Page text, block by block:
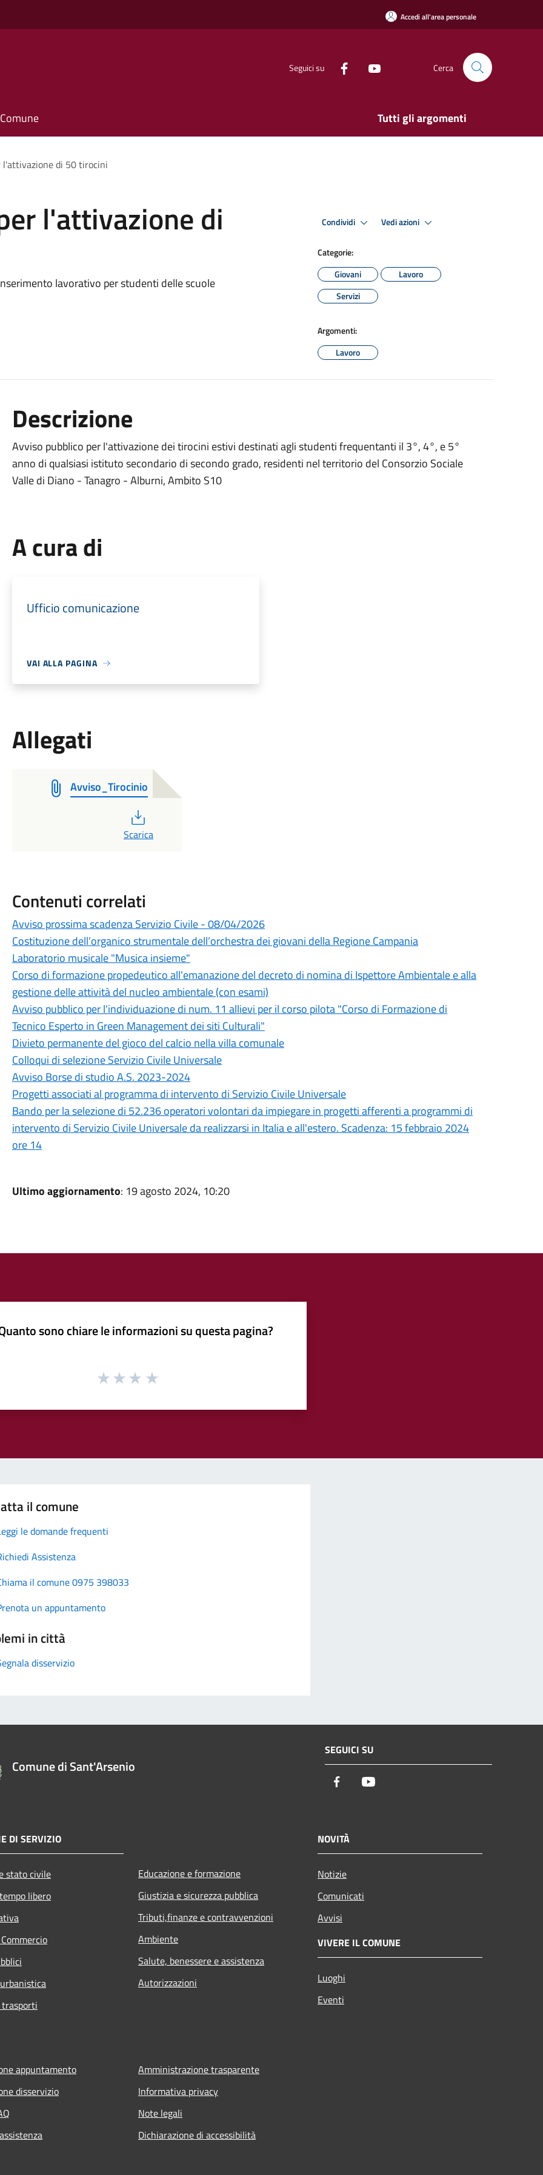
Accedi all'area personale
Seguici su Cerca
Tutti gli argomenti
l'attivazione di 50 tirocini
l'attivazione di
lavorativo per studenti delle scuole
Condividi Vedi azioni
Categorie:
Giovani
Lavoro
Servizi
Argomenti:
Lavoro
Descrizione
Avviso pubblico per l'attivazione dei tirocini estivi destinati agli studenti frequentanti il 3°, 4°, e 5°
anno di qualsiasi istituto secondario di secondo grado, residenti nel territorio del Consorzio Sociale
Valle di Diano - Tanagro - Alburni, Ambito S10
A cura di
Ufficio comunicazione
VAI ALLA PAGINA
Allegati
Avviso_Tirocinio
Scarica
Contenuti correlati
Avviso prossima scadenza Servizio Civile - 08/04/2026
Costituzione dell’organico strumentale dell’orchestra dei giovani della Regione Campania
Laboratorio musicale "Musica insieme"
Corso di formazione propedeutico all'emanazione del decreto di nomina di Ispettore Ambientale e alla
gestione delle attività del nucleo ambientale (con esami)
Avviso pubblico per l'individuazione di num. 11 allievi per il corso pilota "Corso di Formazione di
Tecnico Esperto in Green Management dei siti Culturali"
Divieto permanente del gioco del calcio nella villa comunale
Colloqui di selezione Servizio Civile Universale
Avviso Borse di studio A.S. 2023-2024
Progetti associati al programma di intervento di Servizio Civile Universale
Bando per la selezione di 52.236 operatori volontari da impiegare in progetti afferenti a programmi di
intervento di Servizio Civile Universale da realizzarsi in Italia e all'estero. Scadenza: 15 febbraio 2024
ore 14
Ultimo aggiornamento: 19 agosto 2024, 10:20
sono chiare le informazioni su questa pagina?
il comune
le domande frequenti
Assistenza
il comune 0975 398033
un appuntamento
in città
disservizio
Comune di Sant'Arsenio
SEGUICI SU
Facebook
DI SERVIZIO
stato civile
libero
Educazione e formazione
Giustizia e sicurezza pubblica
Tributi,finanze e contravvenzioni
Ambiente
Salute, benessere e assistenza
Autorizzazioni
NOVITÀ
Notizie
Comunicati
Avvisi
VIVERE IL COMUNE
Luoghi
Eventi
appuntamento
disservizio
Amministrazione trasparente
Informativa privacy
Note legali
Dichiarazione di accessibilità